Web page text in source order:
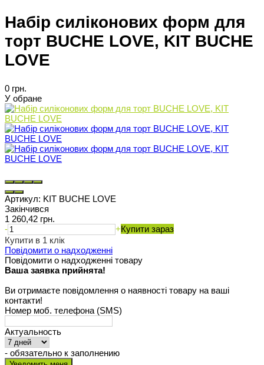
Набір силіконових форм для
торт BUCHE LOVE, KIT BUCHE
LOVE
0 грн.
У обране
Артикул: KIT BUCHE LOVE
Закінчився
1 260,42 грн.
-
+Купити зараз
Купити в 1 клік
Повідомити о надходженні
Повідомити о надходженні товару
Ваша заявка прийнята!
Ви отримаєте повідомлення о наявності товару на ваші
контакти!
Номер моб. телефона (SMS)
Актуальность
- обязательно к заполнению